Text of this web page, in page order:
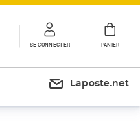
SE CONNECTER PANIER
Laposte.net